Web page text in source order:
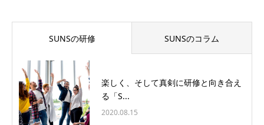
SUNSの研修 SUNSのコラム
楽しく、そして真剣に研修と向き合え
る「S...
2020.08.15